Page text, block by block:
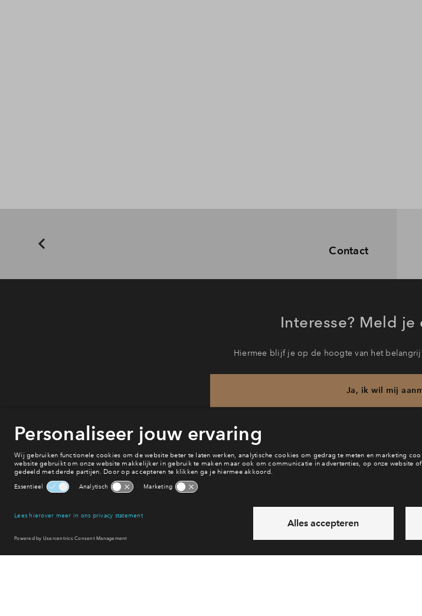
Contact
Interesse? Meld je
Hiermee blijf je op de hoogte van het
Ja, ik wil mij
Heb je een vraag en wil je direct
6 dagen per week beschikbaar
via chat en